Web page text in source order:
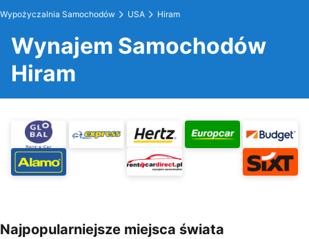
Wypożyczalnia Samochodów USA Hiram
Wynajem Samochodów
Hiram
Najpopularniejsze miejsca świata